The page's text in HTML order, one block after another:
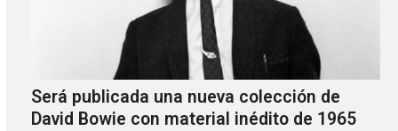
Será publicada una nueva colección de
David Bowie con material inédito de 1965